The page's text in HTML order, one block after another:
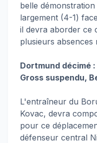
belle
largement (4-1)
il devra aborder ce
plusieurs absences
Dortmund décimé
Gross suspendu,
L'entraîneur du
Kovac, devra
pour ce
défenseur central